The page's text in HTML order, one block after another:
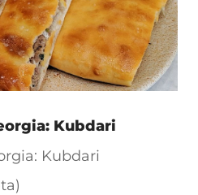
Kubdari
Kubdari